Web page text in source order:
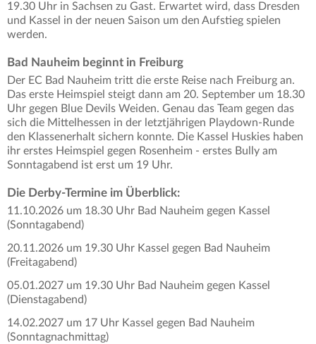
19.30 Uhr in Sachsen zu Gast. Erwartet wird, dass Dresden
und Kassel in der neuen Saison um den Aufstieg spielen
werden.
Bad Nauheim beginnt in Freiburg
Der EC Bad Nauheim tritt die erste Reise nach Freiburg an.
Das erste Heimspiel steigt dann am 20. September um 18.30
Uhr gegen Blue Devils Weiden. Genau das Team gegen das
sich die Mittelhessen in der letztjährigen Playdown-Runde
den Klassenerhalt sichern konnte. Die Kassel Huskies haben
ihr erstes Heimspiel gegen Rosenheim - erstes Bully am
Sonntagabend ist erst um 19 Uhr.
Die Derby-Termine im Überblick:
11.10.2026 um 18.30 Uhr Bad Nauheim gegen Kassel
(Sonntagabend)
20.11.2026 um 19.30 Uhr Kassel gegen Bad Nauheim
(Freitagabend)
05.01.2027 um 19.30 Uhr Bad Nauheim gegen Kassel
(Dienstagabend)
14.02.2027 um 17 Uhr Kassel gegen Bad Nauheim
(Sonntagnachmittag)